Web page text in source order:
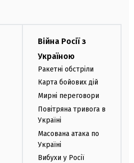
Війна Росії з
Україною
Ракетні обстріли
Карта бойових дій
Мирні переговори
Повітряна тривога в
Україні
Масована атака по
Україні
Вибухи у Росії